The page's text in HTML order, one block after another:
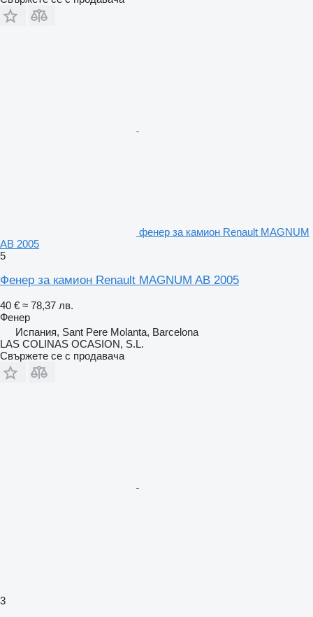
фенер за камион Renault MAGNUM
AB 2005
5
Фенер за камион Renault MAGNUM AB 2005
40 € ≈ 78,37 лв.
Фенер
Испания, Sant Pere Molanta, Barcelona
LAS COLINAS OCASION, S.L.
Свържете се с продавача
3